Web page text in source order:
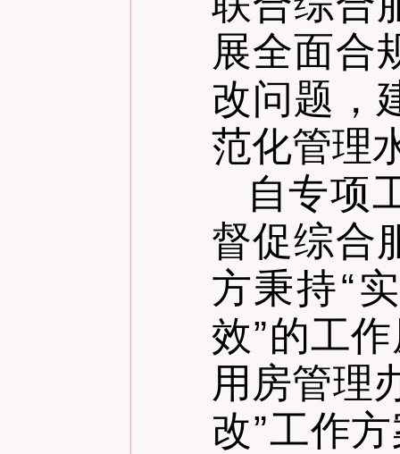
展全面合
改问题，
范化管理
自专项
督促综合
方秉持“
效”的工
用房管理
改”工作